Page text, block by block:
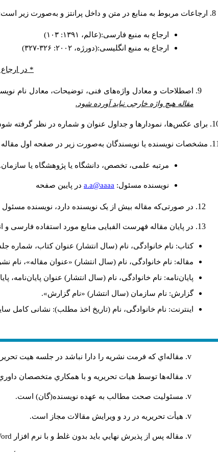
ارجاعات مربوط به منابع در متن و داخل پرانتز و به‌صورت زیر
ارجاع به منبع فارسی:(عالم، ۱۳۹۱: ۱۰۳)
ارجاع به منبع انگلیسی:(دورژه، ۲۰۰۲: ۳۲۶-۳۲۷)
* در
اصطلاحات و معادل واژه‌های فنی، توضیحات، معادل نام
مقاله هیچ واژه خارجی نباید آورده شود.
برای عکس‌ها، نمودارها و جداول عنوان و شماره در نظر گرفته
مشخصات نویسنده یا نویسندگان به‌صورت زیر در صفحه اول
مرتبه علمی، تخصص، دانشگاه یا پژوهشگاه یا
نويسنده مسئول: a.a@aaaa در پايين صفحه
در صورتی‌که مقاله بیش از یک نویسنده دارد، نویسنده
در پایان مقاله فهرست الفبایی منابع مورد استفاده فارسی و
کتاب: نام خانوادگی، نام (سال انتشار) عنوان کتاب، شماره
مقاله: نام خانوادگی، نام (سال انتشار) «عنوان مقاله»، نام
پایان‌نامه: نام خانوادگی، نام (سال انتشار) عنوان
گزارش: نام سازمان (سال انتشار) «نام گزارش».
اینترنت: نام خانوادگی، نام (تاریخ اخذ مطلب): نشانی کامل
مقاله‌اي كه فرمت نشريه را دارا نباشد در جلسه هيت
مقاله‌ها توسط هیات تحريريه و با همکاري متخصصان
مسئوليت صحت مطالب به عهده نويسنده(گان) است.
هيأت تحريريه در رد و ويرايش مقالات مجاز است.
مقاله پس از پذيرش نهايي باید بدون غلط و با نرم افزار